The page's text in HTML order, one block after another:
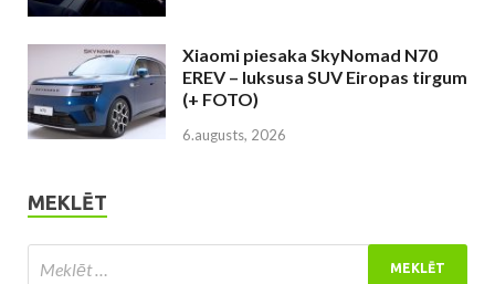
Xiaomi piesaka SkyNomad N70
EREV – luksusa SUV Eiropas tirgum
(+ FOTO)
6.augusts, 2026
MEKLĒT